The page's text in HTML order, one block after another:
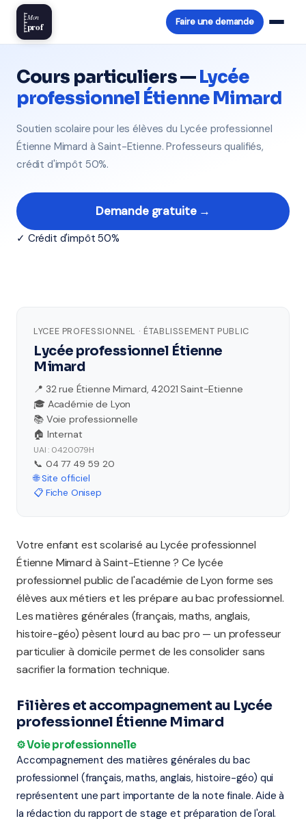
Mon
prof Faire une demande
Cours particuliers —Lycée
professionnel Étienne Mimard
Soutien scolaire pour les élèves du Lycée professionnel
Étienne Mimard à Saint-Etienne. Professeurs qualifiés,
crédit d'impôt 50%.
Demande gratuite →
✓ Crédit d'impôt 50%
LYCEE PROFESSIONNEL · ÉTABLISSEMENT PUBLIC
Lycée professionnel Étienne
Mimard
📍 32 rue Étienne Mimard, 42021 Saint-Etienne
🎓 Académie de Lyon
📚 Voie professionnelle
🏠 Internat
UAI : 0420079H
📞 04 77 49 59 20
🌐 Site officiel
📋 Fiche Onisep
Votre enfant est scolarisé au Lycée professionnel
Étienne Mimard à Saint-Etienne ? Ce lycée
professionnel public de l'académie de Lyon forme ses
élèves aux métiers et les prépare au bac professionnel.
Les matières générales (français, maths, anglais,
histoire-géo) pèsent lourd au bac pro — un professeur
particulier à domicile permet de les consolider sans
sacrifier la formation technique.
Filières et accompagnement au Lycée
professionnel Étienne Mimard
⚙️ Voie professionnelle
Accompagnement des matières générales du bac
professionnel (français, maths, anglais, histoire-géo) qui
représentent une part importante de la note finale. Aide à
la rédaction du rapport de stage et préparation de l'oral.